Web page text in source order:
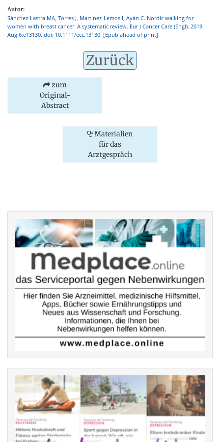
Autor:
Sánchez-Lastra MA, Torres J, Martínez-Lemos I, Ayán C. Nordic walking for
women with breast cancer: A systematic review. Eur J Cancer Care (Engl). 2019
Aug 6:e13130. doi: 10.1111/ecc.13130. [Epub ahead of print]
Zurück
zum
Original-
Abstract
Materialien
für das
Arztgespräch